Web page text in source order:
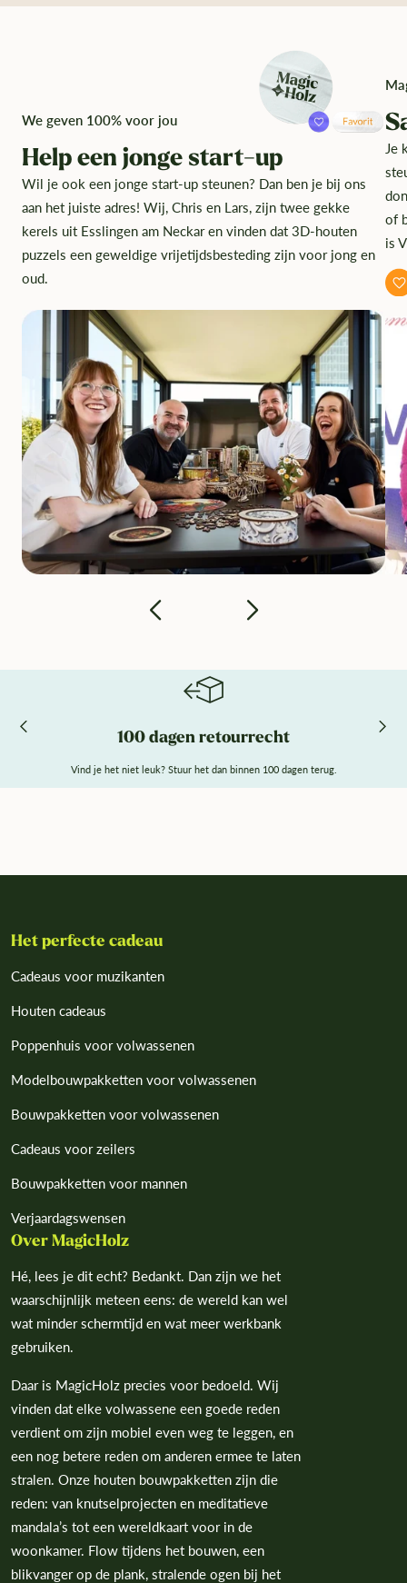
We geven 100% voor jou
Help een jonge start-up
Wil je ook een jonge start-up steunen? Dan ben je bij ons
aan het juiste adres! Wij, Chris en Lars, zijn twee gekke
kerels uit Esslingen am Neckar en vinden dat 3D-houten
puzzels een geweldige vrijetijdsbesteding zijn voor jong en
oud.
Je
of
is
100 dagen retourrecht
Vind je het niet leuk? Stuur het dan binnen 100 dagen terug.
Het perfecte cadeau
Cadeaus voor muzikanten
Houten cadeaus
Poppenhuis voor volwassenen
Modelbouwpakketten voor volwassenen
Bouwpakketten voor volwassenen
Cadeaus voor zeilers
Bouwpakketten voor mannen
Verjaardagswensen
Over MagicHolz
Hé, lees je dit echt? Bedankt. Dan zijn we het
waarschijnlijk meteen eens: de wereld kan wel
wat minder schermtijd en wat meer werkbank
gebruiken.
Daar is MagicHolz precies voor bedoeld. Wij
vinden dat elke volwassene een goede reden
verdient om zijn mobiel even weg te leggen, en
een nog betere reden om anderen ermee te laten
stralen. Onze houten bouwpakketten zijn die
reden: van knutselprojecten en meditatieve
mandala’s tot een wereldkaart voor in de
woonkamer. Flow tijdens het bouwen, een
blikvanger op de plank, stralende ogen bij het